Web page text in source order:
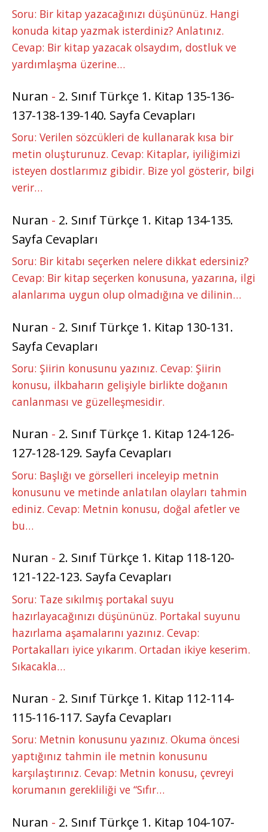
Soru: Bir kitap yazacağınızı düşününüz. Hangi
konuda kitap yazmak isterdiniz? Anlatınız.
Cevap: Bir kitap yazacak olsaydım, dostluk ve
yardımlaşma üzerine…
Nuran - 2. Sınıf Türkçe 1. Kitap 135-136-
137-138-139-140. Sayfa Cevapları
Soru: Verilen sözcükleri de kullanarak kısa bir
metin oluşturunuz. Cevap: Kitaplar, iyiliğimizi
isteyen dostlarımız gibidir. Bize yol gösterir, bilgi
verir…
Nuran - 2. Sınıf Türkçe 1. Kitap 134-135.
Sayfa Cevapları
Soru: Bir kitabı seçerken nelere dikkat edersiniz?
Cevap: Bir kitap seçerken konusuna, yazarına, ilgi
alanlarıma uygun olup olmadığına ve dilinin…
Nuran - 2. Sınıf Türkçe 1. Kitap 130-131.
Sayfa Cevapları
Soru: Şiirin konusunu yazınız. Cevap: Şiirin
konusu, ilkbaharın gelişiyle birlikte doğanın
canlanması ve güzelleşmesidir.
Nuran - 2. Sınıf Türkçe 1. Kitap 124-126-
127-128-129. Sayfa Cevapları
Soru: Başlığı ve görselleri inceleyip metnin
konusunu ve metinde anlatılan olayları tahmin
ediniz. Cevap: Metnin konusu, doğal afetler ve
bu…
Nuran - 2. Sınıf Türkçe 1. Kitap 118-120-
121-122-123. Sayfa Cevapları
Soru: Taze sıkılmış portakal suyu
hazırlayacağınızı düşününüz. Portakal suyunu
hazırlama aşamalarını yazınız. Cevap:
Portakalları iyice yıkarım. Ortadan ikiye keserim.
Sıkacakla…
Nuran - 2. Sınıf Türkçe 1. Kitap 112-114-
115-116-117. Sayfa Cevapları
Soru: Metnin konusunu yazınız. Okuma öncesi
yaptığınız tahmin ile metnin konusunu
karşılaştırınız. Cevap: Metnin konusu, çevreyi
korumanın gerekliliği ve “Sıfır…
Nuran - 2. Sınıf Türkçe 1. Kitap 104-107-